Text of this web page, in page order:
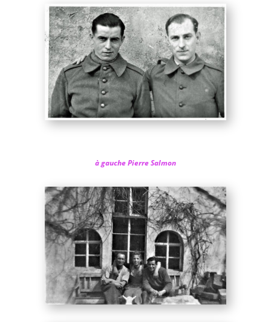
à gauche Pierre Salmon